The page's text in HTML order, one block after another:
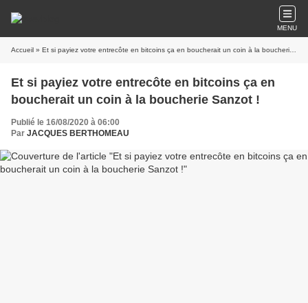
MENU
Accueil » Et si payiez votre entrecôte en bitcoins ça en boucherait un coin à la boucherie Sanzot !
Et si payiez votre entrecôte en bitcoins ça en
boucherait un coin à la boucherie Sanzot !
Publié le 16/08/2020 à 06:00
Par JACQUES BERTHOMEAU